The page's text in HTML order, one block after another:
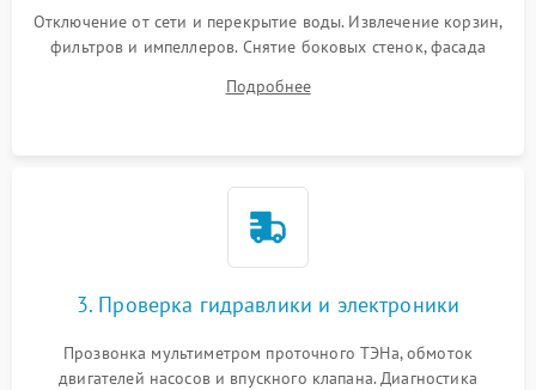
Отключение от сети и перекрытие воды. Извлечение корзин,
фильтров и импеллеров. Снятие боковых стенок, фасада
циркуляционному насосу, ТЭНу и сливной помпе.
Подробнее
3. Проверка гидравлики и электроники
Прозвонка мультиметром проточного ТЭНа, обмоток
двигателей насосов и впускного клапана. Диагностика